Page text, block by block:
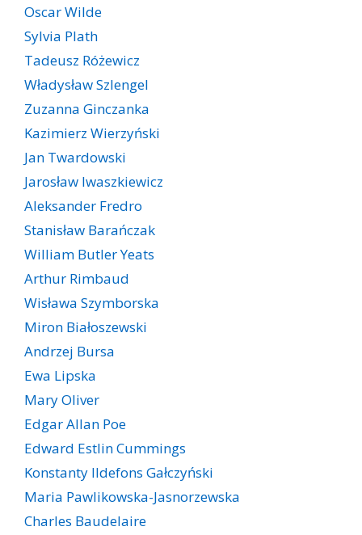
Oscar Wilde
Sylvia Plath
Tadeusz Różewicz
Władysław Szlengel
Zuzanna Ginczanka
Kazimierz Wierzyński
Jan Twardowski
Jarosław Iwaszkiewicz
Aleksander Fredro
Stanisław Barańczak
William Butler Yeats
Arthur Rimbaud
Wisława Szymborska
Miron Białoszewski
Andrzej Bursa
Ewa Lipska
Mary Oliver
Edgar Allan Poe
Edward Estlin Cummings
Konstanty Ildefons Gałczyński
Maria Pawlikowska-Jasnorzewska
Charles Baudelaire